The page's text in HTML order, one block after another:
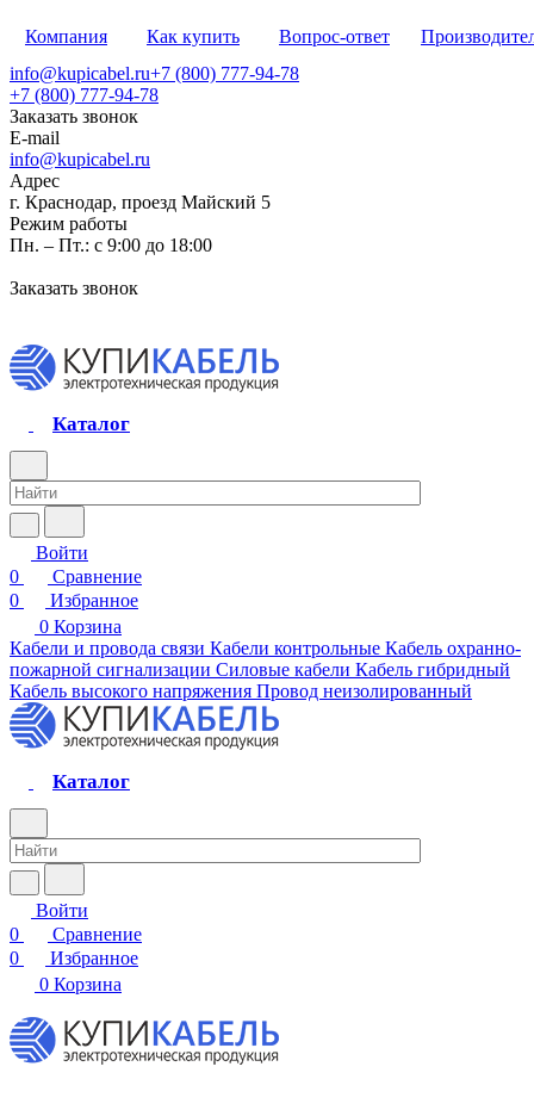
Компания Как купить Вопрос-ответ
info@kupicabel.ru+7 (800) 777-94-78
+7 (800) 777-94-78
Заказать звонок
E-mail
info@kupicabel.ru
Адрес
г. Краснодар, проезд Майский 5
Режим работы
Пн. – Пт.: с 9:00 до 18:00
Заказать звонок
Каталог
Войти
0
Сравнение
0
Избранное
0 Корзина
Кабели и провода связи Кабели контрольные Кабель охранно-
пожарной сигнализации Силовые кабели Кабель гибридный
Кабель высокого напряжения Провод неизолированный
Каталог
Войти
0
Сравнение
0
Избранное
0 Корзина